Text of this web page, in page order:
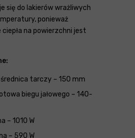
się do lakierów wrażliwych
ponieważ
na powierzchni jest
tarczy – 150 mm
biegu jałowego – 140-
– 1010 W
– 590 W